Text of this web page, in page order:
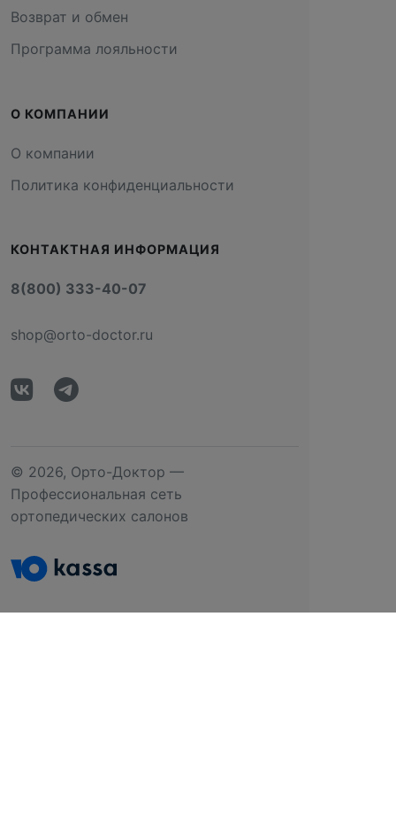
Возврат и обмен
Программа лояльности
О КОМПАНИИ
О компании
Политика конфиденциальности
КОНТАКТНАЯ ИНФОРМАЦИЯ
8(800) 333-40-07
shop@orto-doctor.ru
© 2026, Орто-Доктор —
Профессиональная сеть
ортопедических салонов